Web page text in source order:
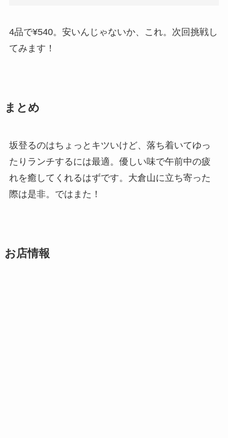
4品で¥540。安いんじゃないか、これ。次回挑戦し
てみます！
まとめ
坂登るのはちょっとキツいけど、落ち着いてゆっ
たりランチするには最適。優しい味で午前中の疲
れを癒してくれるはずです。大倉山に立ち寄った
際は是非。ではまた！
お店情報